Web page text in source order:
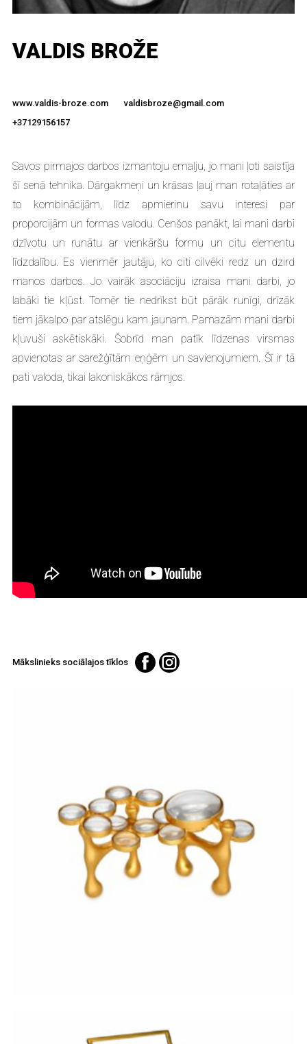
VALDIS BROŽE
www.valdis-broze.com
valdisbroze@gmail.com
+37129156157
Savos pirmajos darbos izmantoju emalju, jo mani ļoti saistīja
šī senā tehnika. Dārgakmeņi un krāsas ļauj man rotaļāties ar
to kombinācijām, līdz apmierinu savu interesi par
proporcijām un formas valodu. Cenšos panākt, lai mani darbi
dzīvotu un runātu ar vienkāršu formu un citu elementu
līdzdalību. Es vienmēr jautāju, ko citi cilvēki redz un dzird
manos darbos. Jo vairāk asociāciju izraisa mani darbi, jo
labāki tie kļūst. Tomēr tie nedrīkst būt pārāk runīgi, drīzāk
tiem jākalpo par atslēgu kam jaunam. Pamazām mani darbi
kļuvuši askētiskāki. Šobrīd man patīk līdzenas virsmas
apvienotas ar sarežģītām eņģēm un savienojumiem. Šī ir tā
pati valoda, tikai lakoniskākos rāmjos.
Mākslinieks sociālajos tīklos